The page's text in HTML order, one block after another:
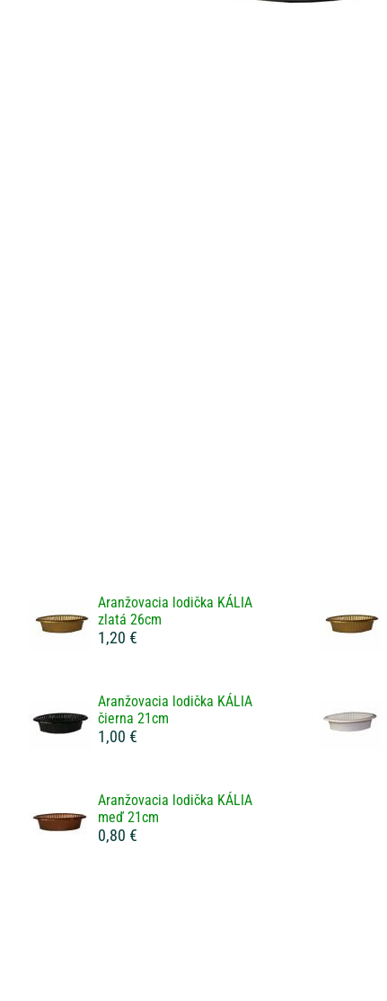
Aranžovacia lodička KÁLIA
zlatá 26cm
1,20 €
Aranžovacia lodička KÁLIA
čierna 21cm
1,00 €
Aranžovacia lodička KÁLIA
meď 21cm
0,80 €